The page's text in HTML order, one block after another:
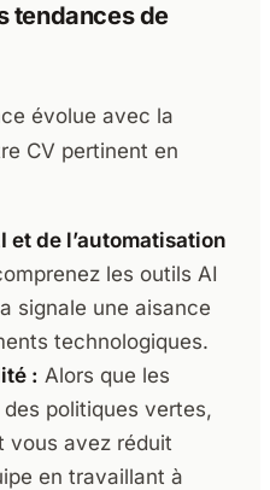
tendances de
évolue avec la
CV pertinent en
et de l’automatisation
les outils AI
signale une aisance
technologiques.
: Alors que les
politiques vertes,
vous avez réduit
en travaillant à